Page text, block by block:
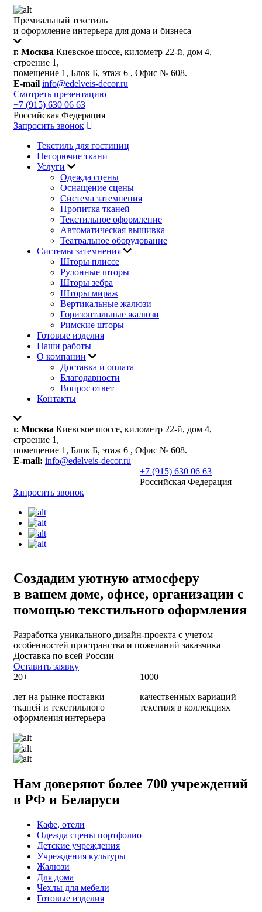
Премиальный текстиль
и оформление интерьера для дома и бизнеса
г. Москва Киевское шоссе, километр 22-й, дом 4,
строение 1,
помещение 1, Блок Б, этаж 6 , Офис № 608.
E-mail info@edelveis-decor.ru
Смотреть презентацию
+7 (915) 630 06 63
Российская Федерация
Запросить звонок
Текстиль для гостиниц
Негорючие ткани
Услуги
Одежда сцены
Оснащение сцены
Система затемнения
Пропитка тканей
Текстильное оформление
Автоматическая вышивка
Театральное оборудование
Системы затемнения
Шторы плиссе
Рулонные шторы
Шторы зебра
Шторы мираж
Вертикальные жалюзи
Горизонтальные жалюзи
Римские шторы
Готовые изделия
Наши работы
О компании
Доставка и оплата
Благодарности
Вопрос ответ
Контакты
г. Москва Киевское шоссе, километр 22-й, дом 4,
строение 1,
помещение 1, Блок Б, этаж 6 , Офис № 608.
E-mail: info@edelveis-decor.ru
+7 (915) 630 06 63
Российская Федерация
Запросить звонок
Создадим уютную атмосферу
в вашем доме, офисе, организации с
помощью текстильного оформления
Разработка уникального дизайн-проекта с учетом
особенностей пространства и пожеланий заказчика
Доставка по всей России
Оставить заявку
20+
лет на рынке поставки
тканей и текстильного
оформления интерьера
1000+
качественных вариаций
текстиля в коллекциях
Нам доверяют более 700 учреждений
в РФ и Беларуси
Кафе, отели
Одежда сцены портфолио
Детские учреждения
Учреждения культуры
Жалюзи
Для дома
Чехлы для мебели
Готовые изделия